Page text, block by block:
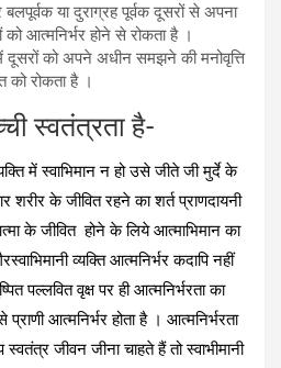
या दुराग्रह पूर्वक दूसरों से अपना
को आत्मनिर्भर होने से रोकता है ।
दूसरों को अपने अधीन समझने की मनोवृत्ति
को रोकता है ।
स्वतंत्रता है-
में स्‍वाभिमान न हो उसे जीते जी मुर्दे के
शरीर के जीवित रहने का शर्त प्राणदायनी
के जीवित होने के लिये आत्‍माभिमान का
व्‍यक्ति आत्‍मनिर्भर कदापि नहीं
पल्लवित वृक्ष पर ही आत्मनिर्भरता का
आत्‍मनिर्भर होता है । आत्‍मनिर्भरता
जीवन जीना चाहते हैं तो स्वाभीमानी